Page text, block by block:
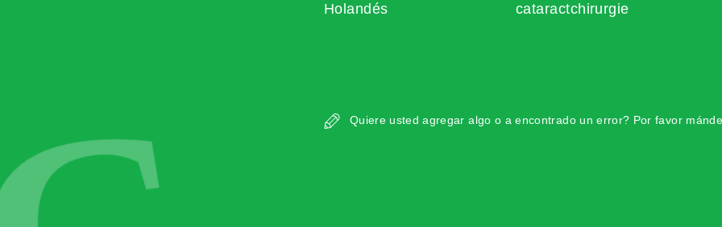
Holandés cataractchirurgie
Quiere usted agregar algo o a encontrado un error? Por favor